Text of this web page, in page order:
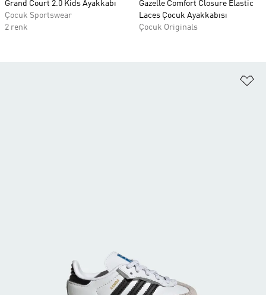
Grand Court 2.0 Kids Ayakkabı
Çocuk Sportswear
2 renk
Gazelle Comfort Closure Elastic
Laces Çocuk Ayakkabısı
Çocuk Originals